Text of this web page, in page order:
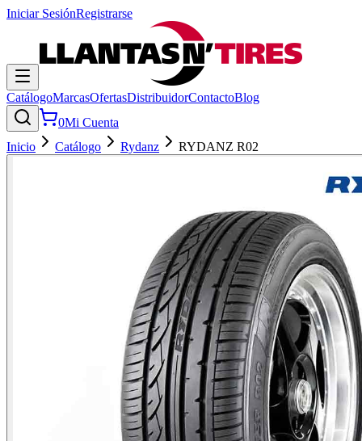
Iniciar SesiónRegistrarse
CatálogoMarcasOfertasDistribuidorContactoBlog
0Mi Cuenta
Inicio
Catálogo Rydanz RYDANZ R02